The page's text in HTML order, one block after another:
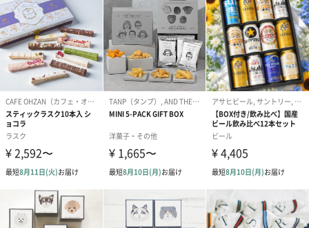
ハンカチ専用BOXに入れてお届けいたします。
オプション（有料）でお名前の刺繍をお入れできます。
ご自分用はもちろん、大切な方への贈り物として特別なギフトは
いかがでしょうか。
※在庫状況により、外箱の仕様が混在する場合がございます。
商品詳細情報
外装サイズ
幅16cm×縦16cm×高さ2cm
素材
生地：綿100%